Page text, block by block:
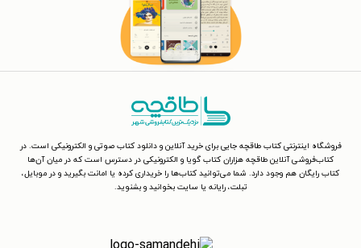
فروشگاه اینترنتی کتاب طاقچه جایی برای خرید آنلاین و دانلود کتاب صوتی و الکترونیکی است. در
کتاب‌فروشی آنلاین طاقچه هزاران کتاب گویا و الکترونیکی در دسترس است که در میان آن‌ها
کتاب رایگان هم وجود دارد. شما می‌توانید کتاب‌ها را خریداری کرده یا امانت بگیرید و در موبایل،
تبلت، رایانه یا سایت بخوانید و بشنوید.